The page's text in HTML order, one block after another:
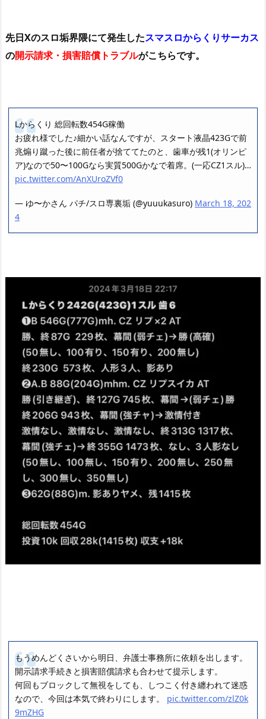
先日Xのスロ垢界隈にて発生したスマスロからくりサーカス
の開示請求・損害賠償トラブルがこちらです。
Lからくり 総回転数454G稼働
お疲れ様でした♪細かい話なんですが、スタート液晶423Gで前
兆煽り蹴った後に前任者が捨ててたのと、歯車が残1(オリンピ
ア)なので50〜100Gなら実質500Gかなで着席。(一応CZ1スル)…
pic.twitter.com/AnXUroZVf0
— ゆ〜かさん パチ/スロ専裏垢 (@yuuukasuro) March 18, 202
4
もうめんどくさいから明日、弁護士事務所に依頼を出します。
開示請求手続きと損害賠償請求も合わせて提示します。
何回もブロックして無視をしても、しつこく付き纏われて迷惑
なので、今回は本気で終わりにします。 pic.twitter.com/zlZ0k
9mZHG